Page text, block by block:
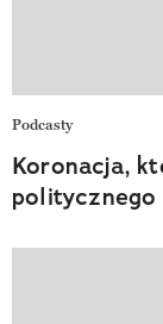
Podcasty
Koronacja,
politycznego